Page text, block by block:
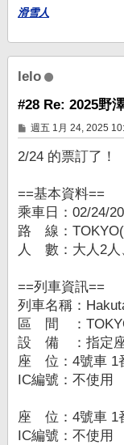
滑雪人
lelo
#28 Re: 2025野
文
章
週五 1月 24, 2025
2/24 的票訂了！
==基本資料==
乘車日：02/24/
路 線：
人 數：大人2人
==列車資訊==
列車名稱：
區 間 ：
設 備 ：指定
座 位：4號車 1
IC編號：不使用
座 位：4號車 1
IC編號：不使用